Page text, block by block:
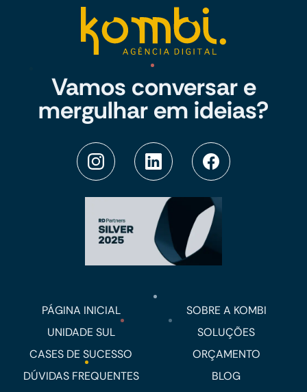
Vamos conversar e
mergulhar em ideias?
PÁGINA INICIAL
SOBRE A KOMBI
UNIDADE SUL
SOLUÇÕES
CASES DE SUCESSO
ORÇAMENTO
DÚVIDAS FREQUENTES
BLOG